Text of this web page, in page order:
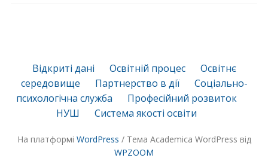
Відкриті дані Освітній процес
Освітнє
середовище
Партнерство в дії
Соціально-
психологічна служба
Професійний розвиток
НУШ
Система якості освіти
На платформі WordPress / Тема Academica WordPress від
WPZOOM